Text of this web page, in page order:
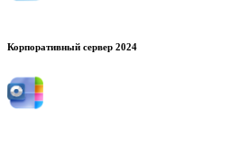
Корпоративный сервер 2024